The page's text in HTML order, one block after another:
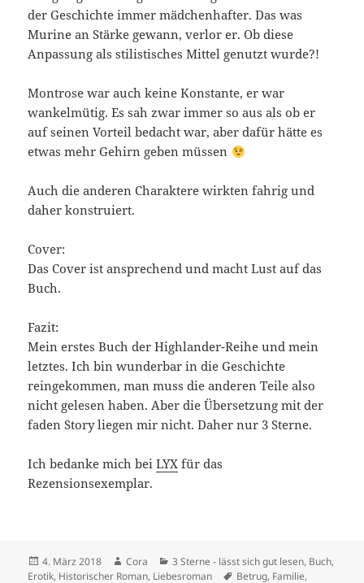
der Geschichte immer mädchenhafter. Das was
Murine an Stärke gewann, verlor er. Ob diese
Anpassung als stilistisches Mittel genutzt wurde?!
Montrose war auch keine Konstante, er war
wankelmütig. Es sah zwar immer so aus als ob er
auf seinen Vorteil bedacht war, aber dafür hätte es
etwas mehr Gehirn geben müssen
Auch die anderen Charaktere wirkten fahrig und
daher konstruiert.
Cover:
Das Cover ist ansprechend und macht Lust auf das
Buch.
Fazit:
Mein erstes Buch der Highlander-Reihe und mein
letztes. Ich bin wunderbar in die Geschichte
reingekommen, man muss die anderen Teile also
nicht gelesen haben. Aber die Übersetzung mit der
faden Story liegen mir nicht. Daher nur 3 Sterne.
Ich bedanke mich beiLYX für das
Rezensionsexemplar.
Veröffentlicht
am
4. März 2018 Autor
Cora Kategorien
3 Sterne - lässt sich gut lesen, Buch,
Erotik, Historischer Roman, Liebesroman Schlagwörter
Betrug, Familie,